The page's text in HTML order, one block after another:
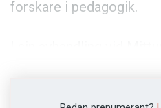
forskare i pedagogik.
läsning delvis kräver